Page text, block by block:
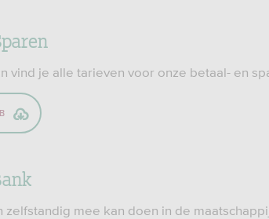
vind je alle tarieven voor onze betaal- en
mee kan doen in de